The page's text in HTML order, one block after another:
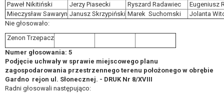
Paweł Nikitiński
Jerzy Piasecki Ryszard Radawiec
Eugeniusz
Mieczysław Sawaryn Janusz Skrzypiński Marek Suchomski
Jolanta
Nie głosowało:
Zenon Trzepacz
Numer głosowania: 5
Podjęcie uchwały w sprawie miejscowego planu
zagospodarowania przestrzennego terenu położonego w obrębie
Gardno ­ rejon ul. Słonecznej. - DRUK Nr 8/XVIII
Radni głosowali następująco: